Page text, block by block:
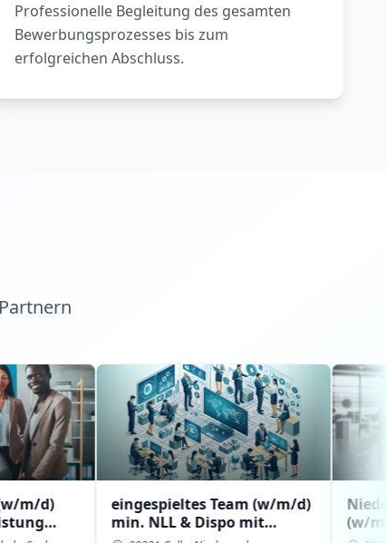
Professionelle Begleitung des gesamten
Bewerbungsprozesses bis zum
erfolgreichen Abschluss.
eingespieltes Team (w/m/d)
min. NLL & Dispo mit
(w/m/d) mit